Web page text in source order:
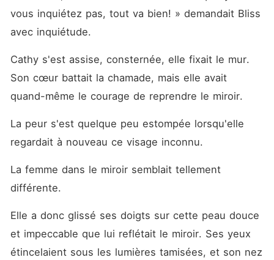
vous inquiétez pas, tout va bien! » demandait Bliss
avec inquiétude.
Cathy s'est assise, consternée, elle fixait le mur.
Son cœur battait la chamade, mais elle avait
quand-même le courage de reprendre le miroir.
La peur s'est quelque peu estompée lorsqu'elle
regardait à nouveau ce visage inconnu.
La femme dans le miroir semblait tellement
différente.
Elle a donc glissé ses doigts sur cette peau douce
et impeccable que lui reflétait le miroir. Ses yeux
étincelaient sous les lumières tamisées, et son nez